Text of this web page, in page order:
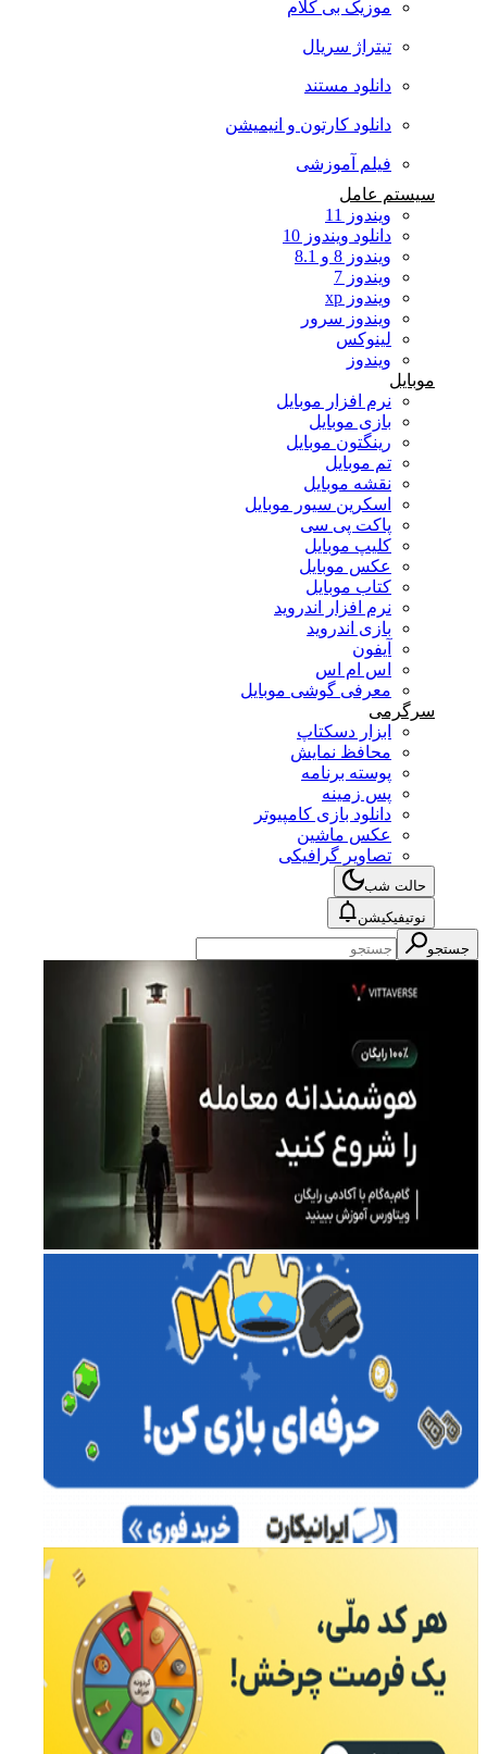
موزیک بی کلام
تیتراژ سریال
دانلود مستند
دانلود کارتون و انیمیشن
فیلم آموزشی
سیستم عامل
ویندوز 11
دانلود ویندوز 10
ویندوز 8 و 8.1
ویندوز 7
ویندوز xp
ویندوز سرور
لینوکس
ویندوز
موبایل
نرم افزار موبایل
بازی موبایل
رینگتون موبایل
تم موبایل
نقشه موبایل
اسکرین سیور موبایل
پاکت پی سی
کلیپ موبایل
عکس موبایل
کتاب موبایل
نرم افزار اندروید
بازی اندروید
آیفون
اس ام اس
معرفی گوشی موبایل
سرگرمی
ابزار دسکتاپ
محافظ نمایش
پوسته برنامه
پس زمینه
دانلود بازی کامپیوتر
عکس ماشین
تصاویر گرافیکی
حالت شب
نوتیفیکیشن
جستجو